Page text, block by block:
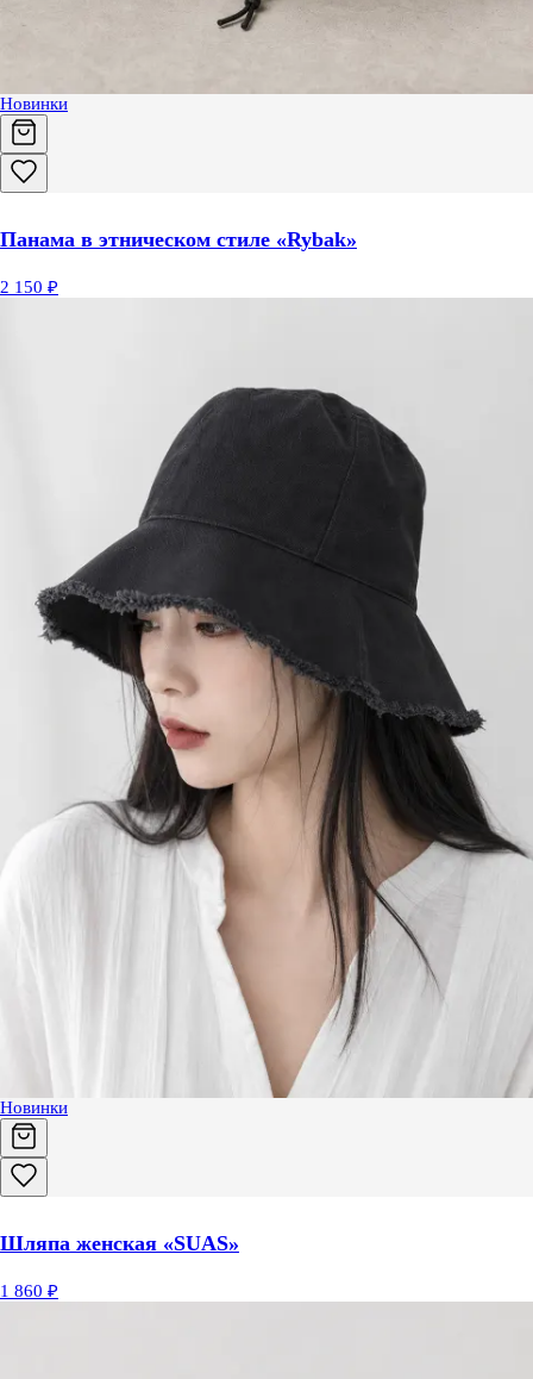
Новинки
Панама в этническом стиле «Rybak»
2 150 ₽
Новинки
Шляпа женская «SUAS»
1 860 ₽